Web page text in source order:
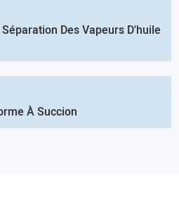
Des Vapeurs D'huile
À Succion